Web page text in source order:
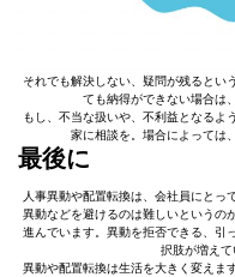
それでも解決しない、疑問が残るとい
ても納得ができない場合は
もし、不当な扱いや、不利益となるよ
家に相談を。場合によっては
最後に
人事異動や配置転換は、会社員にとっ
異動などを避けるのは難しいというの
進んでいます。異動を拒否できる、引
択肢が増えて
異動や配置転換は生活を大きく変えま